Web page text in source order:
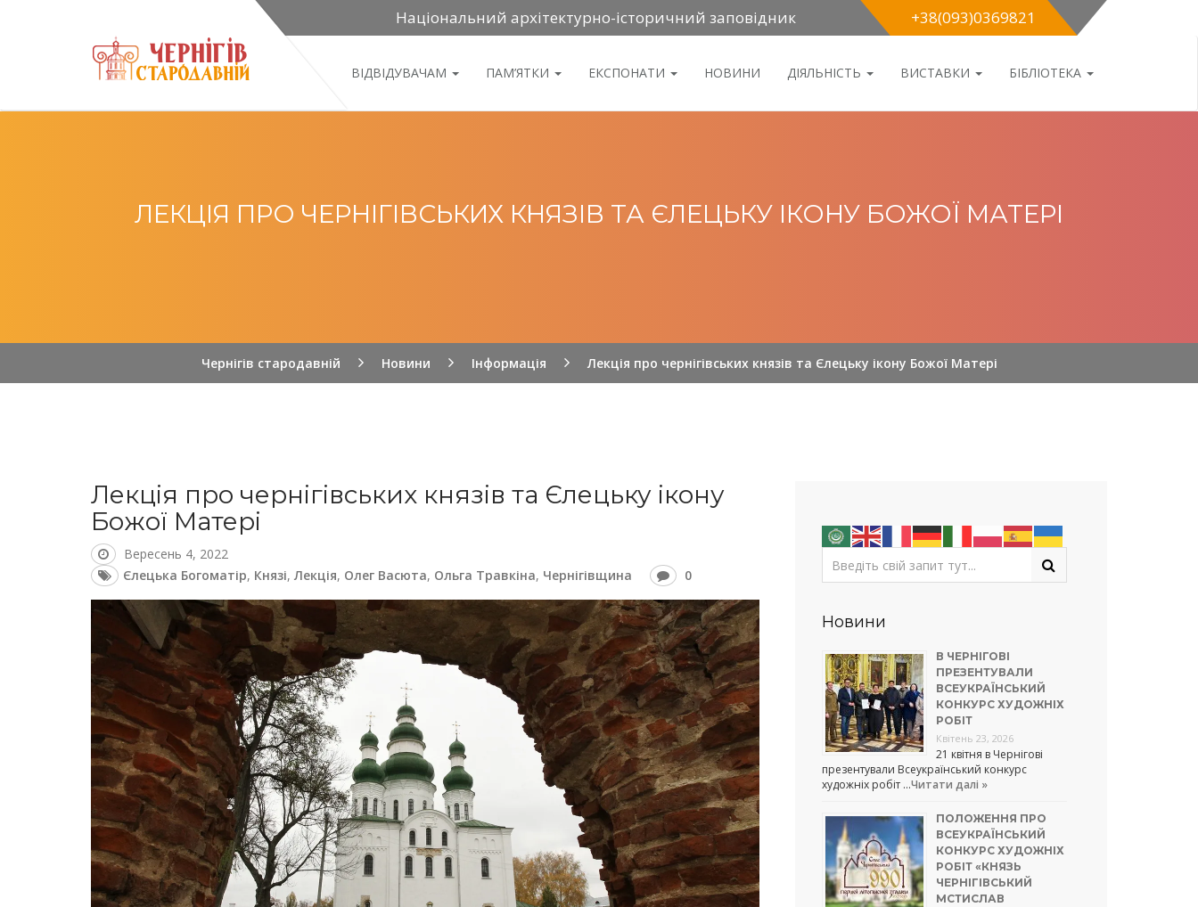
Національний архітектурно-історичний заповідник +38(093)0369821
ВІДВІДУВАЧАМ ПАМ’ЯТКИ ЕКСПОНАТИ НОВИНИ ДІЯЛЬНІСТЬ ВИСТАВКИ БІБЛІОТЕКА
ЛЕКЦІЯ ПРО ЧЕРНІГІВСЬКИХ КНЯЗІВ ТА ЄЛЕЦЬКУ ІКОНУ БОЖОЇ МАТЕРІ
Чернігів стародавній Новини Інформація Лекція про чернігівських князів та Єлецьку ікону Божої Матері
Лекція про чернігівських князів та Єлецьку ікону
Божої Матері
Вересень 4, 2022
Єлецька Богоматір, Князі, Лекція, Олег Васюта, Ольга Травкіна, Чернігівщина 0
Новини
В ЧЕРНІГОВІ
ПРЕЗЕНТУВАЛИ
ВСЕУКРАЇНСЬКИЙ
КОНКУРС ХУДОЖНІХ
РОБІТ
Квітень 23, 2026
21 квітня в Чернігові
презентували Всеукраїнський конкурс
художніх робіт …Читати далі »
ПОЛОЖЕННЯ ПРО
ВСЕУКРАЇНСЬКИЙ
КОНКУРС ХУДОЖНІХ
РОБІТ «КНЯЗЬ
ЧЕРНІГІВСЬКИЙ
МСТИСЛАВ